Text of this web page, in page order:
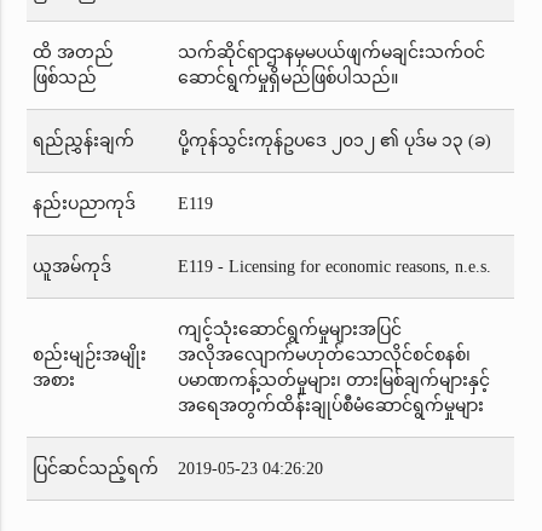
ထိ အတည်
ဖြစ်သည်
သက်ဆိုင်ရာဌာနမှမပယ်ဖျက်မချင်းသက်ဝင်
ဆောင်ရွက်မှုရှိမည်ဖြစ်ပါသည်။
ရည်ညွှန်းချက် ပို့ကုန်သွင်းကုန်ဥပဒေ ၂၀၁၂ ၏ ပုဒ်မ ၁၃ (ခ)
နည်းပညာကုဒ် E119
ယူအမ်ကုဒ် E119 - Licensing for economic reasons, n.e.s.
စည်းမျဉ်းအမျိုး
အစား
ကျင့်သုံးဆောင်ရွက်မှုများအပြင်
အလိုအလျောက်မဟုတ်သောလိုင်စင်စနစ်၊
ပမာဏကန့်သတ်မှုများ၊ တားမြစ်ချက်များနှင့်
အရေအတွက်ထိန်းချုပ်စီမံဆောင်ရွက်မှုများ
ပြင်ဆင်သည့်ရက် 2019-05-23 04:26:20